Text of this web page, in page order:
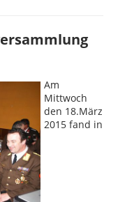
Am
Mittwoch
den 18.März
2015 fand in